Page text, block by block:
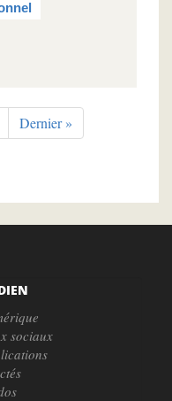
Dernière
page
Dernier »
sociaux